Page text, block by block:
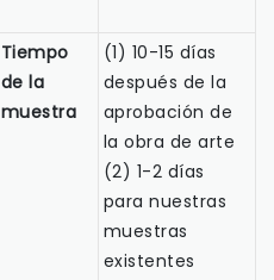
Tiempo
de la
muestra
(1) 10-15 días
después de la
aprobación de
la obra de arte
(2) 1-2 días
para nuestras
muestras
existentes